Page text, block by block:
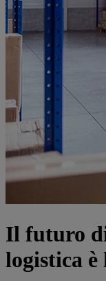
Il futuro
logistica è